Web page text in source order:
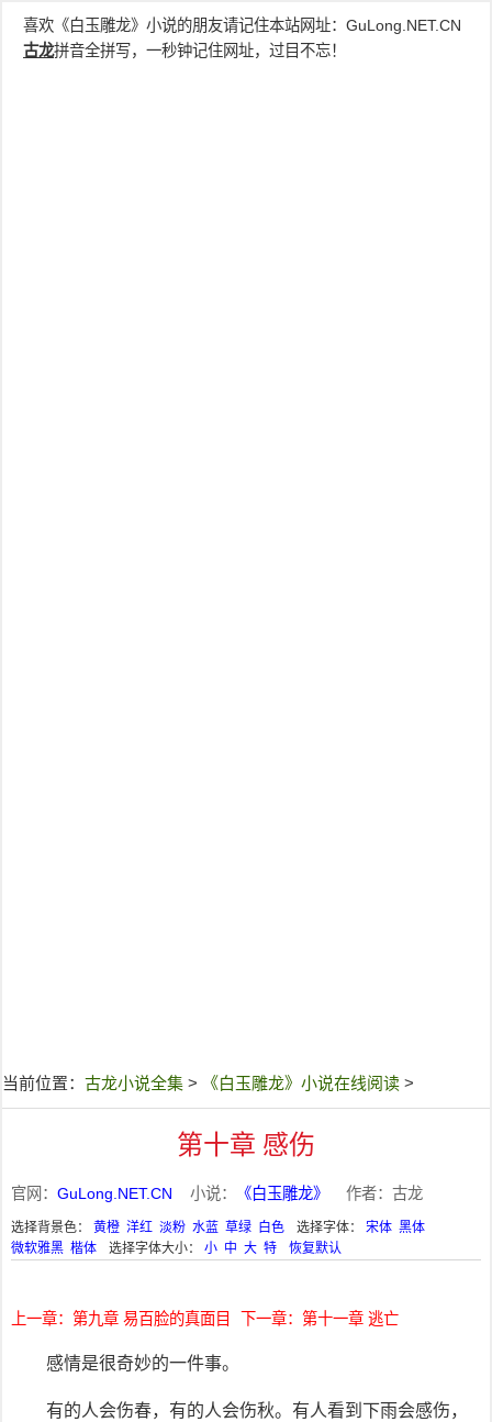
喜欢《白玉雕龙》小说的朋友请记住本站网址： GuLong.NET.CN
古龙拼音全拼写，一秒钟记住网址，过目不忘！
当前位置： 古龙小说全集 > 《白玉雕龙》小说在线阅读 >
第十章 感伤
官网： GuLong.NET.CN 小说： 《白玉雕龙》 作者：古龙
选择背景色： 黄橙 洋红 淡粉 水蓝 草绿 白色 选择字体： 宋体 黑体
微软雅黑 楷体 选择字体大小： 小 中 大 特 恢复默认
上一章：第九章 易百脸的真面目 下一章：第十一章 逃亡
感情是很奇妙的一件事。
有的人会伤春，有的人会伤秋。有人看到下雨会感伤，